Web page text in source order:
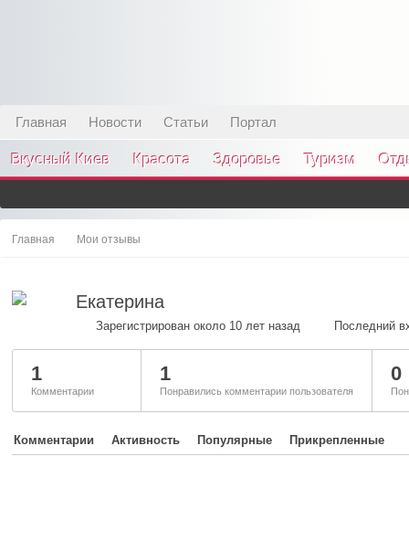
Главная Новости Статьи Портал
Вкусный Киев Красота Здоровье Туризм
Главная Мои отзывы
Екатерина
Зарегистрирован около 10 лет назад Последний
1
Комментарии
1
Понравились комментарии пользователя
0
Комментарии Активность Популярные Прикрепленные